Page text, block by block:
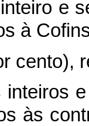
e
à
cento),
inteiros
às